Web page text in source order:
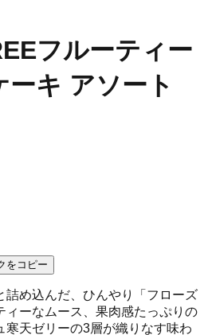
フルーティー
キ アソート
をコピー
詰め込んだ、ひんやり「フローズ
ィーなムース、果肉感たっぷりの
寒天ゼリーの3層が織りなす味わ